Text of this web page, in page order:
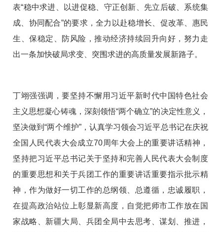
表“稳中求进、以进促稳、守正创新、先立后破、系统集
成、协同配合”的要求，全力以赴稳增长、促改革、惠民
生、保稳定、防风险，推动经济持续回升向好，努力走
出一条加快破局求变、突围求进的高质量发展新路子。
丁翊强强调，要坚持不懈用习近平新时代中国特色社会
主义思想凝心铸魂，深刻领悟“两个确立”的决定性意义，
坚决做到“两个维护”，认真学习领会习近平总书记在庆祝
全国人民代表大会成立70周年大会上的重要讲话精神，
坚持把习近平总书记关于坚持和完善人民代表大会制度
的重要思想和关于兵团工作的重要讲话重要指示批示精
神，作为做好一切工作的总纲领、总遵循，忠诚履职，
在提高政治站位上彰显新高度，自觉把师市工作放在国
家战略、新疆大局、兵团全局中去思考、谋划、推进，